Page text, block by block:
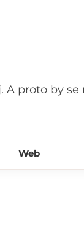
proto by
Web